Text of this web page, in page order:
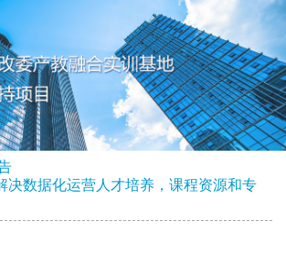
决数据化运营人才培养，课程资源和专